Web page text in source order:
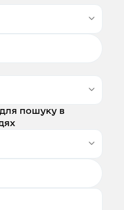
пошуку в